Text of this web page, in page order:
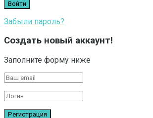
Забыли пароль?
Создать новый аккаунт!
Заполните форму ниже